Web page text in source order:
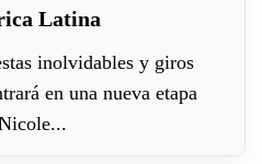
Latina
inolvidables y giros
en una nueva etapa